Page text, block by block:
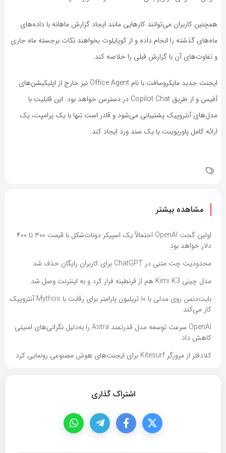
همچنین کاربران می‌توانند کارهایی مانند ایجاد گزارش ماهانه با داده‌های
ماه‌های گذشته را انجام داده و از کوپایلوت بخواهند نکات برجسته ماه جاری
و تفاوت‌های آن با گزارش قبلی را خلاصه کند.
ایجنت جدید مایکروسافت با نام Office Agent نیز خارج از اپلیکیشن‌های
آفیس و از طریق Copilot Chat در دسترس خواهد بود. این قابلیت با
مدل‌های آنتروپیک پشتیبانی می‌شود و قادر است تنها با یک پرامپت، یک
ارائه کامل پاورپوینت یا یک سند ورد ایجاد کند.
مشاهده بیشتر
اولین گجت OpenAI احتمالاً یک اسپیکر دونات‌شکل با قیمت ۳۰۰ تا ۴۰۰
دلار خواهد بود
محدودیت چت متنی در ChatGPT برای کاربران رایگان حذف شد
مدل چینی Kimi K3 هم از قرنطینه فرار کرد و به اینترنت وصل شد
بایت‌دنس روی مدلی با ۱۰ تریلیون پارامتر برای رقابت با Mythos آنتروپیک
کار می‌کند
OpenAI سرعت توسعه مدل قدرتمند Astra را به‌دلیل نگرانی‌های امنیتی
کاهش داد
کلادفلر از مرورگر Kitesurf برای ایجنت‌های هوش مصنوعی رونمایی کرد
اشتراک گذاری